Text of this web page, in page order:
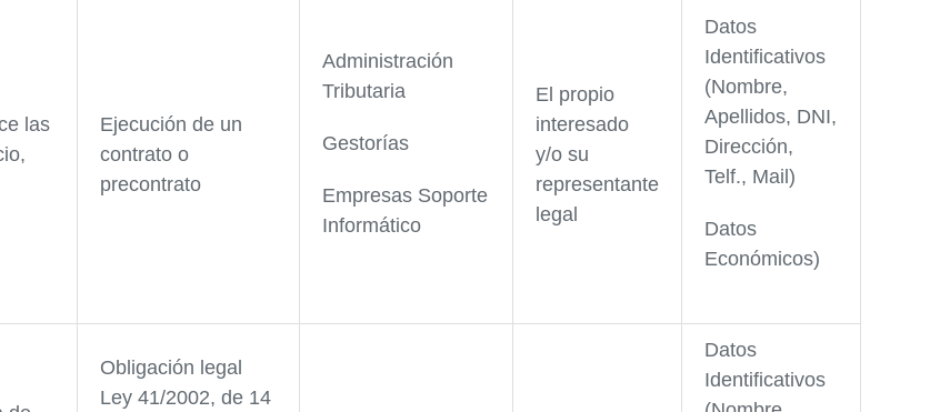
las
Ejecución de un
contrato o
precontrato
Administración
Tributaria
Gestorías
Empresas Soporte
Informático
El propio
interesado
y/o su
representante
legal
Datos
Identificativos
(Nombre,
Apellidos, DNI,
Dirección,
Telf., Mail)
Datos
Económicos)
Obligación legal
Ley 41/2002, de 14
Datos
Identificativos